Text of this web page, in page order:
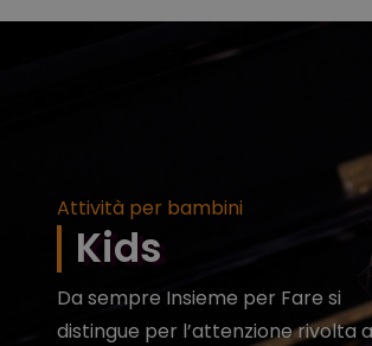
Attività per bambini
Kids
Da sempre Insieme per Fare si
distingue per l’attenzione rivolta